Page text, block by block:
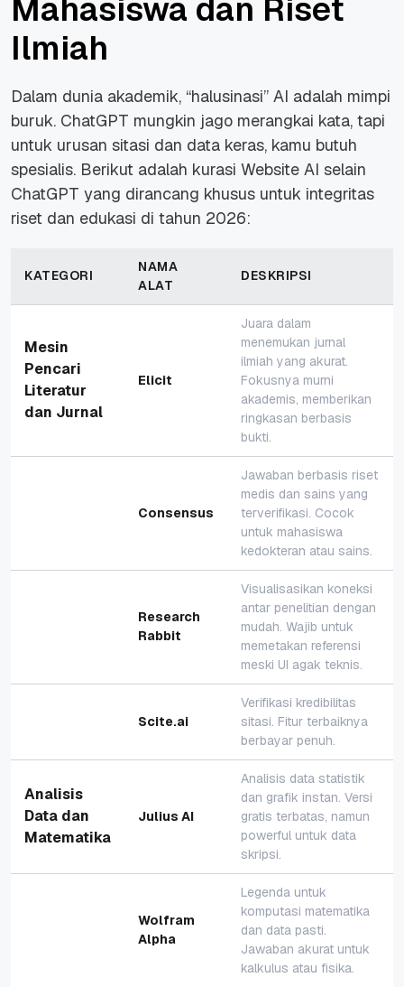
Mahasiswa dan Riset
Ilmiah
Dalam dunia akademik, “halusinasi” AI adalah mimpi
buruk. ChatGPT mungkin jago merangkai kata, tapi
untuk urusan sitasi dan data keras, kamu butuh
spesialis. Berikut adalah kurasi Website AI selain
ChatGPT yang dirancang khusus untuk integritas
riset dan edukasi di tahun 2026:
KATEGORI
NAMA
ALAT
DESKRIPSI
Mesin
Pencari
Literatur
dan Jurnal
Elicit
Juara dalam
menemukan jurnal
ilmiah yang akurat.
Fokusnya murni
akademis, memberikan
ringkasan berbasis
bukti.
Consensus
Jawaban berbasis riset
medis dan sains yang
terverifikasi. Cocok
untuk mahasiswa
kedokteran atau sains.
Research
Rabbit
Visualisasikan koneksi
antar penelitian dengan
mudah. Wajib untuk
memetakan referensi
meski UI agak teknis.
Scite.ai
Verifikasi kredibilitas
sitasi. Fitur terbaiknya
berbayar penuh.
Analisis
Data dan
Matematika
Julius AI
Analisis data statistik
dan grafik instan. Versi
gratis terbatas, namun
powerful untuk data
skripsi.
Wolfram
Alpha
Legenda untuk
komputasi matematika
dan data pasti.
Jawaban akurat untuk
kalkulus atau fisika.